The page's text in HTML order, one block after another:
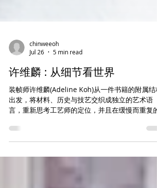
chinweeoh
Jul 26
5 min read
许维麟 : 从细节看世界
装帧师许维麟(Adeline Koh)从一件书籍的附属结
出发，将材料、历史与技艺交织成独立的艺术语